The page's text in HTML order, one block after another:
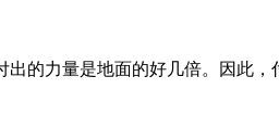
的力量是地面的好几倍。因此，